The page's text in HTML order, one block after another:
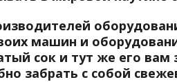
машин и
сок и тут же его
забрать с собой